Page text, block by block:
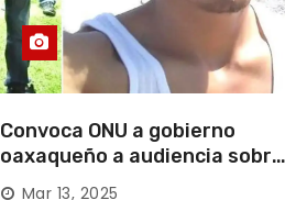
Convoca ONU a gobierno
oaxaqueño a audiencia sobre
desaparición forzada en la
Mar 13, 2025